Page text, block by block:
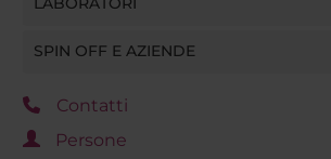
SPIN OFF E AZIENDE
Contatti
Persone